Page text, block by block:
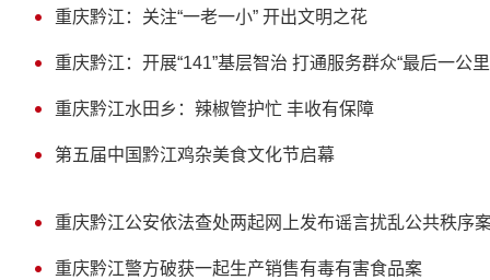
重庆黔江：关注“一老一小” 开出文明之花
重庆黔江：开展“141”基层智治 打通服务群众“最后一公里
重庆黔江水田乡：辣椒管护忙 丰收有保障
第五届中国黔江鸡杂美食文化节启幕
重庆黔江公安依法查处两起网上发布谣言扰乱公共秩序
重庆黔江警方破获一起生产销售有毒有害食品案